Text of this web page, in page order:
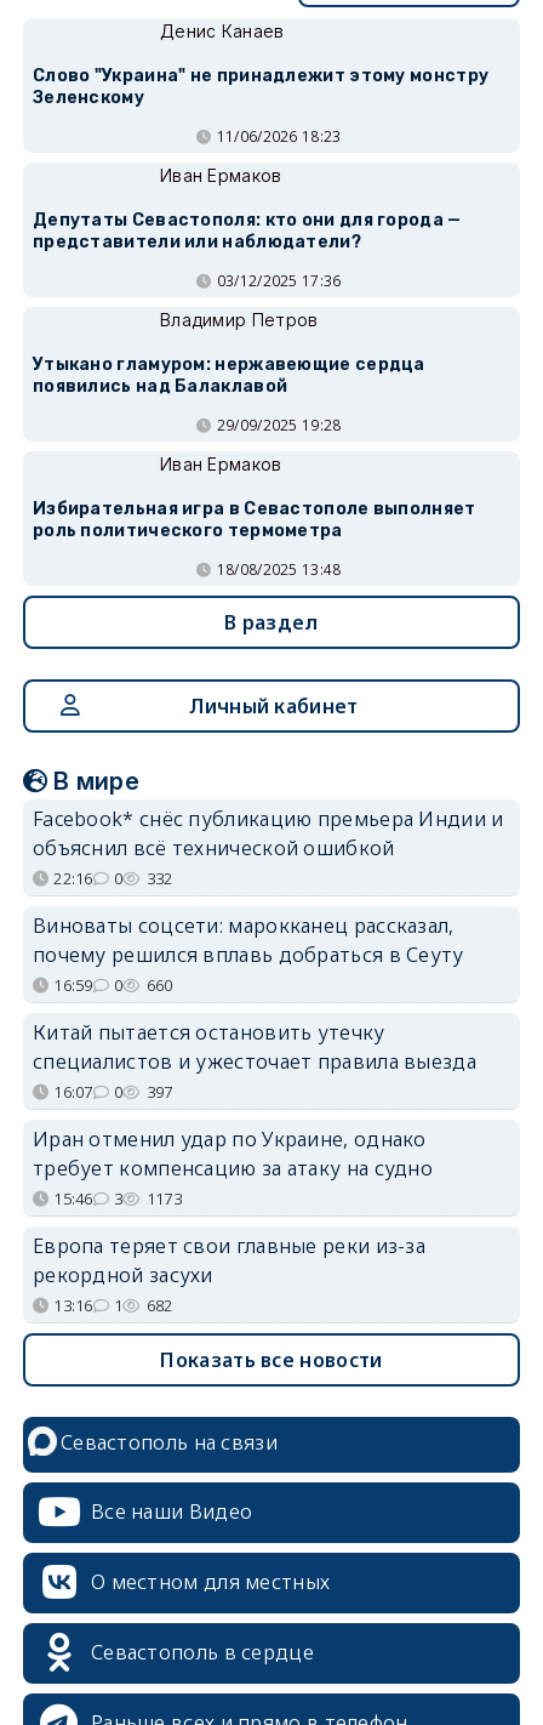
Денис Канаев
Слово "Украина" не принадлежит этому монстру
Зеленскому
11/06/2026 18:23
Иван Ермаков
Депутаты Севастополя: кто они для города —
представители или наблюдатели?
03/12/2025 17:36
Владимир Петров
Утыкано гламуром: нержавеющие сердца
появились над Балаклавой
29/09/2025 19:28
Иван Ермаков
Избирательная игра в Севастополе выполняет
роль политического термометра
18/08/2025 13:48
В раздел
Личный кабинет
В мире
Facebook* снёс публикацию премьера Индии и
объяснил всё технической ошибкой
22:16 0 332
Виноваты соцсети: марокканец рассказал,
почему решился вплавь добраться в Сеуту
16:59 0 660
Китай пытается остановить утечку
специалистов и ужесточает правила выезда
16:07 0 397
Иран отменил удар по Украине, однако
требует компенсацию за атаку на судно
15:46 3 1173
Европа теряет свои главные реки из-за
рекордной засухи
13:16 1 682
Показать все новости
Севастополь на связи
Все наши Видео
О местном для местных
Севастополь в сердце